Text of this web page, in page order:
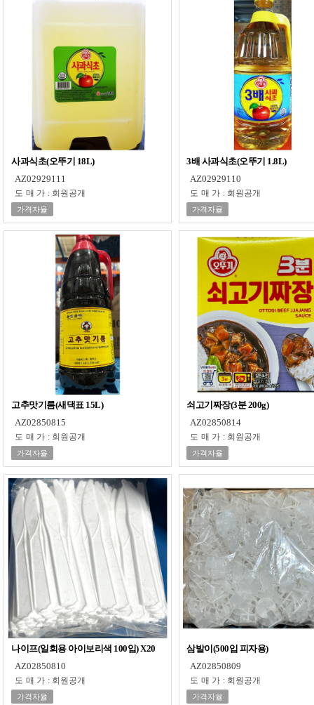
사과식초(오뚜기 18L)
AZ02929111
도매가 : 회원공개
가격자율
3배 사과식초(오뚜기 1.8L)
AZ02929110
도매가 : 회원공개
가격자율
고추맛기름(새댁표 15L)
AZ02850815
도매가 : 회원공개
가격자율
쇠고기짜장(3분 200g)
AZ02850814
도매가 : 회원공개
가격자율
나이프(일회용 아이보리색 100입) X20
AZ02850810
도매가 : 회원공개
가격자율
삼발이(500입 피자용)
AZ02850809
도매가 : 회원공개
가격자율